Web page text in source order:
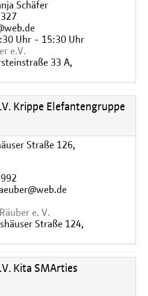
Schäfer
Uhr - 15:30 Uhr
e.V.
33 A,
Krippe Elefantengruppe
Straße 126,
e. V.
Straße 124,
Kita SMArties